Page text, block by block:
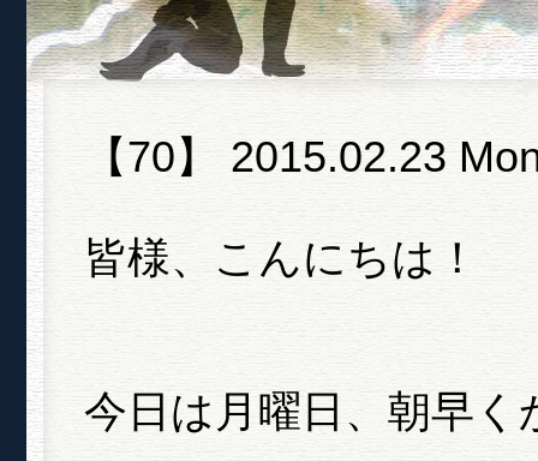
【70】 2015.02.23
皆様、こんにちは！
今日は月曜日、朝早く